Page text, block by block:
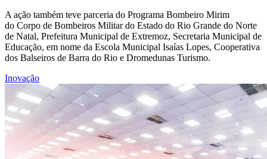
A ação também teve parceria do Programa Bombeiro Mirim
do Corpo de Bombeiros Militar do Estado do Rio Grande do Norte
de Natal, Prefeitura Municipal de Extremoz, Secretaria Municipal de
Educação, em nome da Escola Municipal Isaías Lopes, Cooperativa
dos Balseiros de Barra do Rio e Dromedunas Turismo.
Inovação